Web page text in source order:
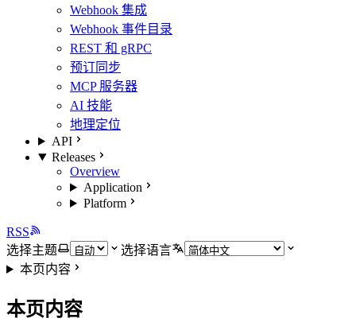
Webhook 集成
Webhook 事件目录
REST 和 gRPC
预订同步
MCP 服务器
AI 技能
地理定位
API
Releases
Overview
Application
Platform
RSS
选择主题
选择语言
本页内容
本页内容